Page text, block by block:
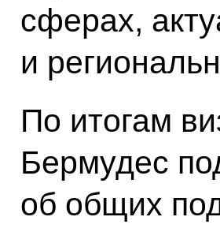
сферах,
и
По итогам
Бермудес
об общих